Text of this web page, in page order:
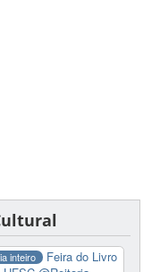
inteiro
Feira do Livro